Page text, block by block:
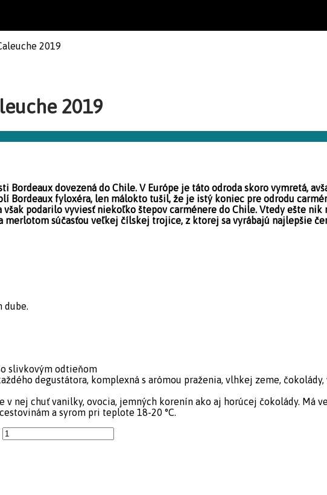
2019
2019
Bordeaux dovezená do Chile. V Európe je táto odroda skoro vymretá,
Bordeaux fyloxéra, len málokto tušil, že je istý koniec pre odrodu
podarilo vyviesť niekoľko štepov carménere do Chile. Vtedy ešte
merlotom súčasťou veľkej čílskej trojice, z ktorej sa vyrábajú najlepšie
dube.
slivkovým odtieňom
degustátora, komplexná s arómou praženia, vlhkej zeme,
v nej chuť vanilky, ovocia, jemných korenín ako aj horúcej čokolády. Má
a syrom pri teplote 18-20 °C.